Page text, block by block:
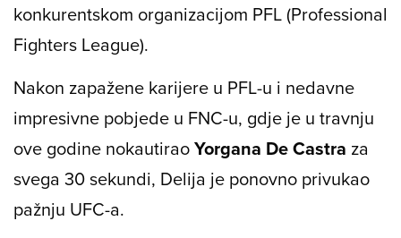
konkurentskom organizacijom PFL (Professional
Fighters League).
Nakon zapažene karijere u PFL-u i nedavne
impresivne pobjede u FNC-u, gdje je u travnju
ove godine nokautiraoYorgana De Castra za
svega 30 sekundi, Delija je ponovno privukao
pažnju UFC-a.